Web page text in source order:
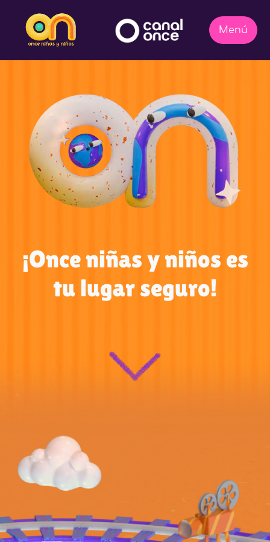
¡Once niñas y niños es
tu lugar seguro!